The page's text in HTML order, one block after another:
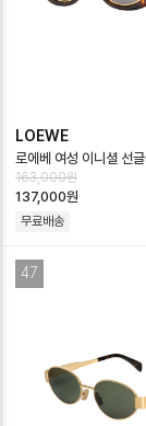
LOEWE
로에베 여성 이니셜 선
Womens Initial
163,000원
137,000원
무료배송
47